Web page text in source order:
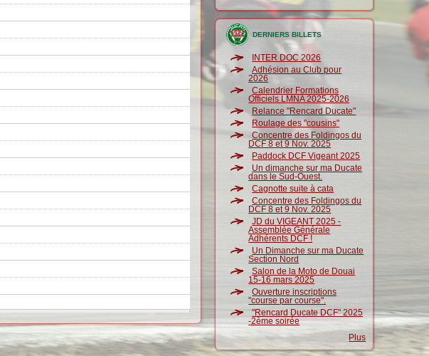
DERNIERS BILLETS
INTER DOC 2026
Adhésion au Club pour
2026
Calendrier Formations
Officiels LMNA 2025-2026
Relance "Rencard Ducate"
Roulage des "cousins"
Concentre des Foldingos du
DCF 8 et 9 Nov. 2025
Paddock DCF Vigeant 2025
Un dimanche sur ma Ducate
dans le Sud-Ouest.
Cagnotte suite à cata
Concentre des Foldingos du
DCF 8 et 9 Nov. 2025
JD du VIGEANT 2025 -
Assemblée Générale
Adhérents DCF !
Un Dimanche sur ma Ducate
Section Nord
Salon de la Moto de Douai
15-16 mars 2025
Ouverture inscriptions
"course par course".
"Rencard Ducate DCF" 2025
-2ème soirée
Plus